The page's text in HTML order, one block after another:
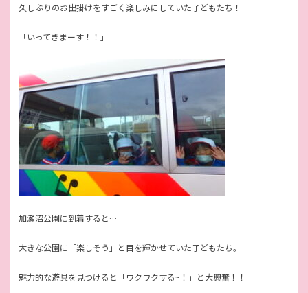
久しぶりのお出掛けをすごく楽しみにしていた子どもたち！
「いってきまーす！！」
加瀬沼公園に到着すると…
大きな公園に「楽しそう」と目を輝かせていた子どもたち。
魅力的な遊具を見つけると「ワクワクする~！」と大興奮！！